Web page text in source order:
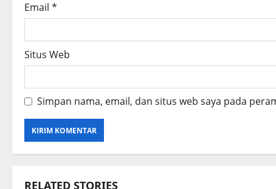
Email *
Situs Web
Simpan nama, email, dan situs web saya pada
RELATED STORIES